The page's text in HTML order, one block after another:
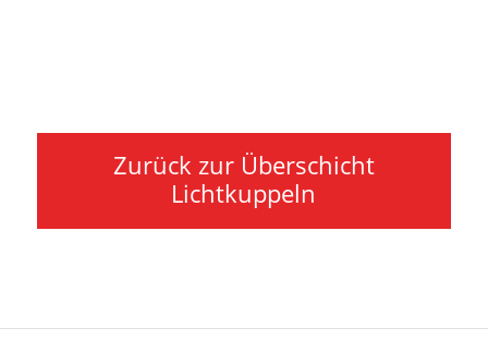
Zurück zur Überschicht
Lichtkuppeln